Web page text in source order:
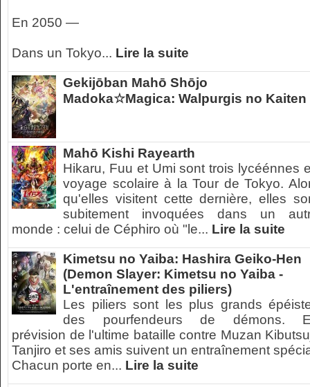
En 2050 —
Dans un Tokyo... Lire la suite
Gekijōban Mahō Shōjo
Madoka☆Magica: Walpurgis no Kaiten
Mahō Kishi Rayearth
Hikaru, Fuu et Umi sont trois lycéénnes
voyage scolaire à la Tour de Tokyo.
qu'elles visitent cette dernière, elles
subitement invoquées dans un
monde : celui de Céphiro où "le... Lire la suite
Kimetsu no Yaiba: Hashira Geiko-Hen
(Demon Slayer: Kimetsu no Yaiba -
L'entraînement des piliers)
Les piliers sont les plus grands
des pourfendeurs de démons.
prévision de l'ultime bataille contre Muzan
Tanjiro et ses amis suivent un entraînement
Chacun porte en... Lire la suite